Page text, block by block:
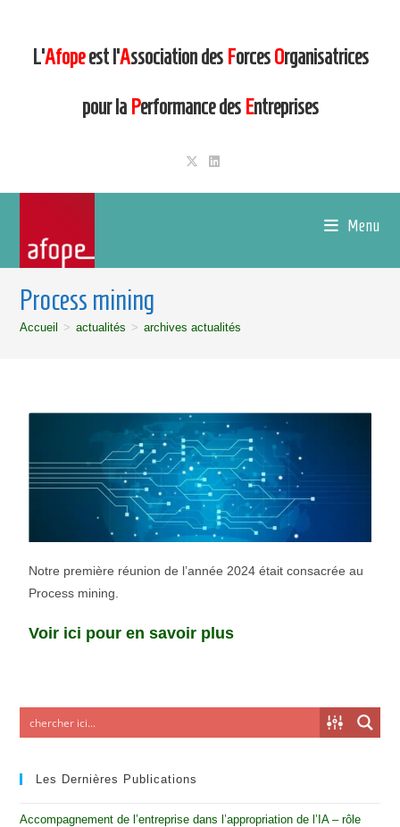
L’Afopeest l’Association des ForcesOrganisatrices
pour la Performance des Entreprises
Menu
Process mining
Accueil > actualités > archives actualités
Notre première réunion de l’année 2024 était consacrée au
Process mining.
Voir ici pour en savoir plus
Les Dernières Publications
Accompagnement de l’entreprise dans l’appropriation de l’IA – rôle